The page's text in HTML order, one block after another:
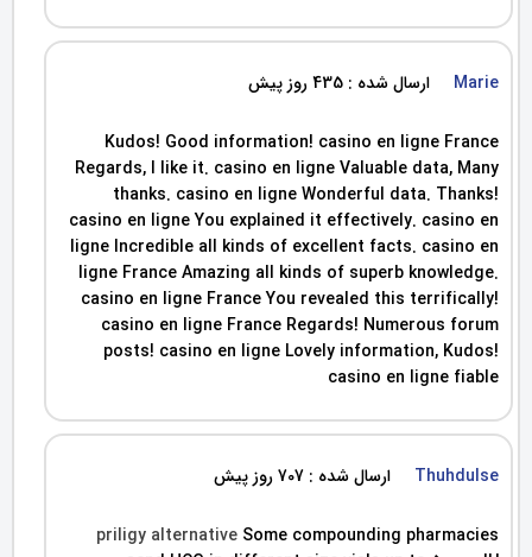
Marie ارسال شده : 435 روز پیش
Kudos! Good information! casino en ligne France
Regards, I like it. casino en ligne Valuable data, Many
thanks. casino en ligne Wonderful data. Thanks!
casino en ligne You explained it effectively. casino en
ligne Incredible all kinds of excellent facts. casino en
ligne France Amazing all kinds of superb knowledge.
casino en ligne France You revealed this terrifically!
casino en ligne France Regards! Numerous forum
posts! casino en ligne Lovely information, Kudos!
casino en ligne fiable
Thuhdulse ارسال شده : 707 روز پیش
priligy alternative Some compounding pharmacies